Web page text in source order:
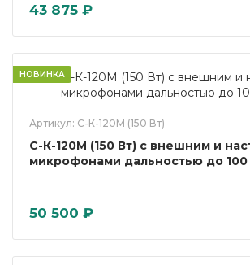
43 875 ₽
НОВИНКА
Артикул: С-К-120М (150 Вт)
С-К-120М (150 Вт) с внешним и
микрофонами дальностью до 100
50 500 ₽